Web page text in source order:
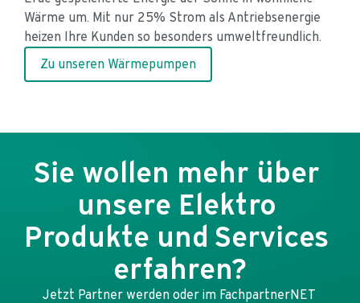
Wärme um. Mit nur 25% Strom als Antriebsenergie
heizen Ihre Kunden so besonders umweltfreundlich.
Zu unseren Wärmepumpen
einen Batteriespeicher maximieren Ihre Kunden die
Nutzung des selbst erzeugten Stroms.
Zu unseren Photovoltaik-Anlagen
Proudkte für jeden Anwendungsfall.
Zu unseren Elektrogeräten
Zu unseren Elektrogeräten
gleichzeitig Heizkosten. Mit zentralen und dezentralen
Lösungen sind unsere Lüftungen ideal für Neubau und
Modernisierung nutzbar.
Zu unseren Klimageräten
Sie wollen mehr über
unsere Elektro
Produkte und Services
erfahren?
Jetzt Partner werden oder im FachpartnerNET